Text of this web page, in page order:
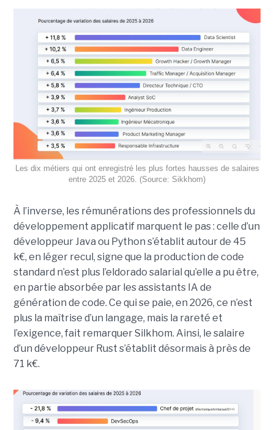
Les dix métiers qui ont enregistré les plus fortes hausses de salaires
entre 2025 et 2026. (Source: Sikkhom)
À l’inverse, les rémunérations des professionnels du
développement applicatif marquent le pas : celle d’un
développeur Java ou Python s’établit autour de 45
k€, en léger recul, signe que la production de code
standard n’est plus l’eldorado salarial qu’elle a pu être,
en partie absorbée par les assistants IA de
génération de code. Ce qui se paie, en 2026, ce n’est
plus la maîtrise d’un langage, mais la rareté et
l’exigence, fait remarquer Silkhom. Ainsi, le salaire
d’un développeur Rust s’établit désormais à près de
71 k€.